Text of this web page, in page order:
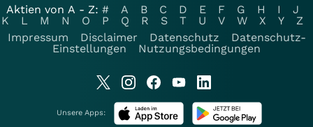
Aktien von A - Z: # A B C D E F G H I
J
K
L M N O P Q R S T U V W X Y
Z
Impressum
Disclaimer Datenschutz
Datenschutz-
Einstellungen
Nutzungsbedingungen
Unsere Apps: